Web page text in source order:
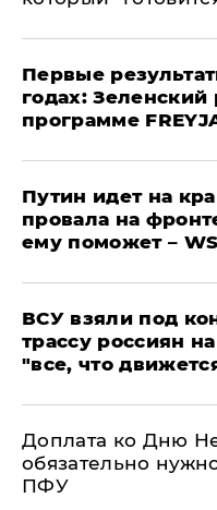
Первые
годах: Зеленский
программе
Путин идет на
провала на
ему поможет –
ВСУ взяли под
трассу россиян
"все, что
Доплата ко Дню
обязательно
ПФУ